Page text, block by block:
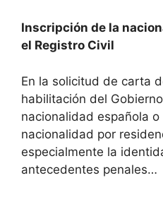
Inscripción de la
el Registro Civil
En la solicitud de carta
habilitación del
nacionalidad española
nacionalidad por
especialmente la
antecedentes penales…